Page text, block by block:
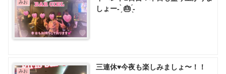
みお
しょー- ̗̀ 🎂 ̖́-
みお 三連休♥️今夜も楽しみましょ〜！！